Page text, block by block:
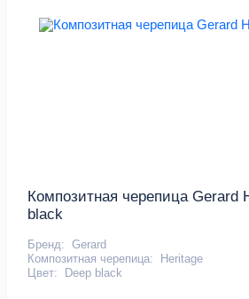
Композитная черепица Gerard
black
Бренд: Gerard
Композитная черепица:
Heritage
Цвет:
Deep black